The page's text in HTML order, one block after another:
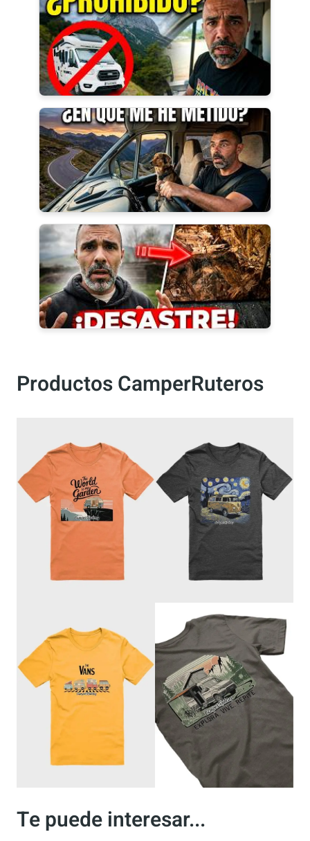
Productos CamperRuteros